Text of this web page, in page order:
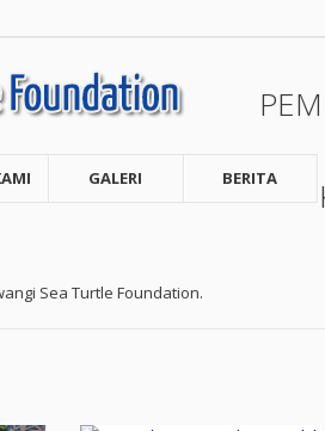
GALERI BERITA
Sea Turtle Foundation.